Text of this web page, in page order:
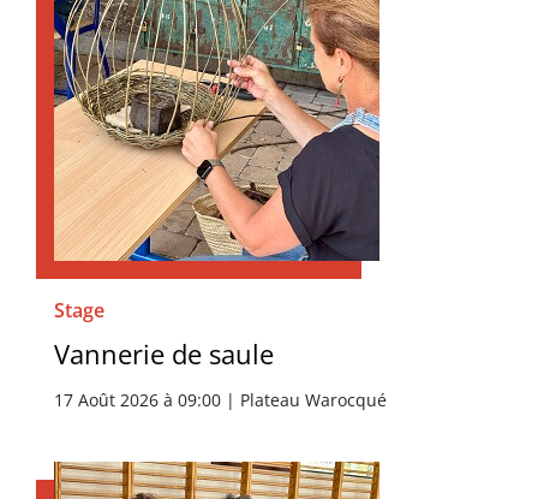
Stage
Vannerie de saule
17 Août 2026 à 09:00 | Plateau Warocqué